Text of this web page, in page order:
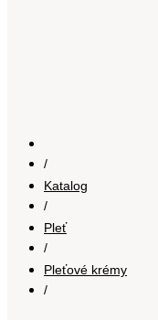
/
Katalog
/
Pleť
/
Pleťové krémy
/